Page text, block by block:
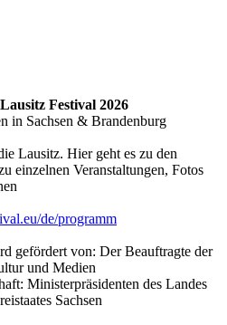
Festival 2026
in Sachsen & Brandenburg
Lausitz. Hier geht es zu den
einzelnen Veranstaltungen, Fotos
​­de/​­programm
gefördert von: Der Beauftragte der
und Medien
Ministerpräsidenten des Landes
Sachsen